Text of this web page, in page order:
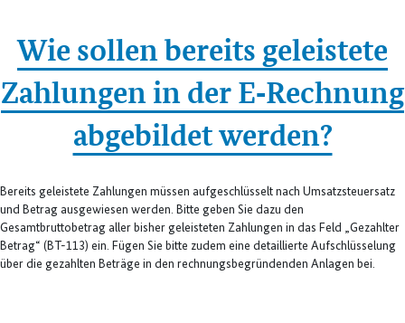
Wie sollen bereits geleistete
Zahlungen in der E‑Rechnung
abgebildet werden?
Bereits geleistete Zahlungen müssen aufgeschlüsselt nach Umsatzsteuersatz
und Betrag ausgewiesen werden. Bitte geben Sie dazu den
Gesamtbruttobetrag aller bisher geleisteten Zahlungen in das Feld „Gezahlter
Betrag“ (BT-113) ein. Fügen Sie bitte zudem eine detaillierte Aufschlüsselung
über die gezahlten Beträge in den rechnungsbegründenden Anlagen bei.